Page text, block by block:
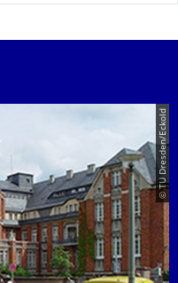
© TU Dresden/Eckold